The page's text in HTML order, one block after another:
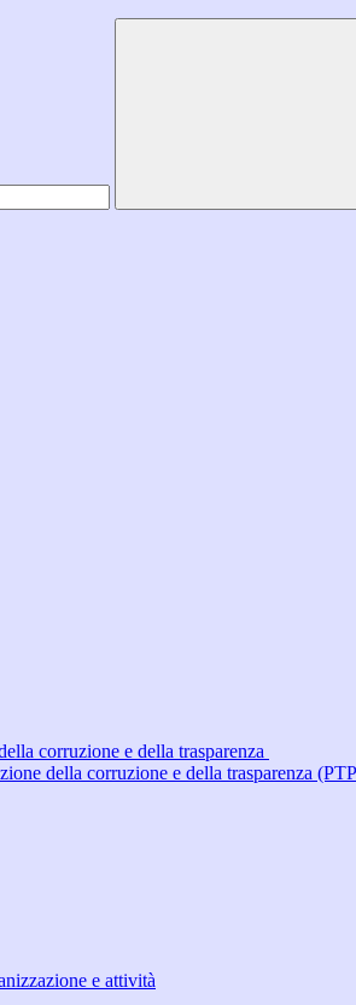
corruzione e della trasparenza
della corruzione e della trasparenza
e attività